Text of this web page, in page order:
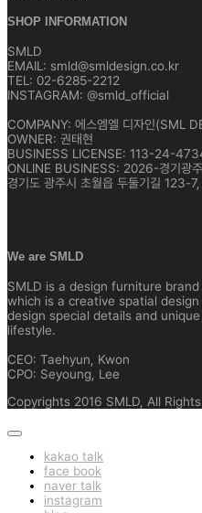
SHOP INFORMATION
SMLD
EMAIL: smld@smldesign.co.kr
TEL: 02-6285-2212
INSTAGRAM: @smld_official
COMPANY: 에스엠엘 디자인(SML
OWNER: 권태현
BUSINESS LICENSE: 113-24-
ONLINE BUSINESS: 2026-경기광
경기도 광주시 초월읍 두둘기길 123-
We are SMLD
SMLD is a design furniture
which is a creative spatial
design special details and
lifestyle.
CEO: Taehyun, Kwon
CPO: Seyoung, Lee
Copyrights 2016 SMLD, All
kakao talk
face book
naver talk
instagram